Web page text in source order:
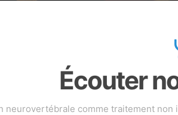
Écouter
comme traitement